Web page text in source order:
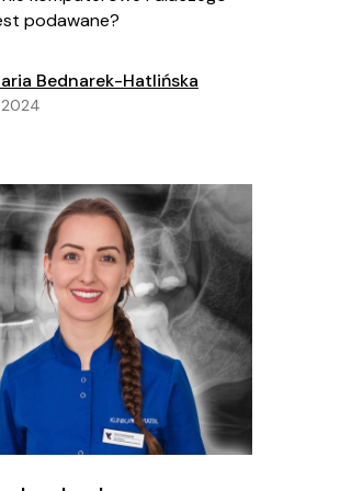
podawane?
Bednarek-Hatlińska